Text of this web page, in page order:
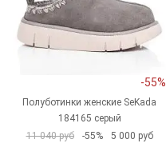
-55%
Полуботинки женские SeKada
184165 серый
11 040 руб
-55% 5 000 руб